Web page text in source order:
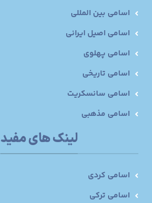
اسامی بین المللی
اسامی اصیل ایرانی
اسامی پهلوی
اسامی تاریخی
اسامی سانسکریت
اسامی مذهبی
لینک های مفید
اسامی کردی
اسامی ترکی